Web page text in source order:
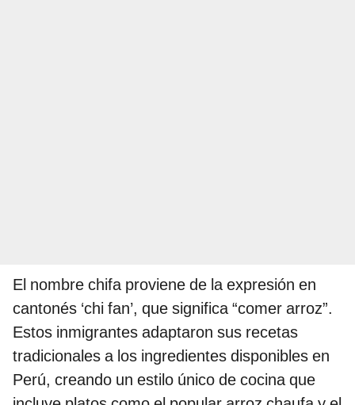
El nombre chifa proviene de la expresión en
cantonés ‘chi fan’, que significa “comer arroz”.
Estos inmigrantes adaptaron sus recetas
tradicionales a los ingredientes disponibles en
Perú, creando un estilo único de cocina que